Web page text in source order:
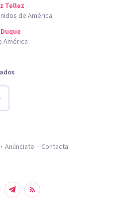
Tellez
de América
América
Anúnciate Contacta